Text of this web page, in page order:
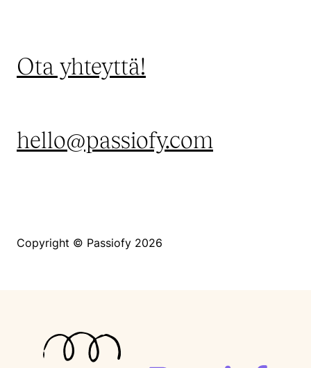
Ota yhteyttä!
hello@passiofy.com
Copyright © Passiofy 2026